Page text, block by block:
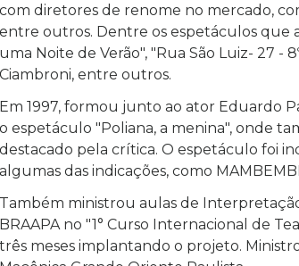
com diretores de renome no mercado,
entre outros. Dentre os espetáculos que
uma Noite de Verão", "Rua São Luiz- 27 -
Ciambroni, entre outros.
Em 1997, formou junto ao ator Eduardo
o espetáculo "Poliana, a menina", onde
destacado pela crítica. O espetáculo foi
algumas das indicações, como
Também ministrou aulas de
BRAAPA no "1° Curso Internacional de
três meses implantando o projeto.